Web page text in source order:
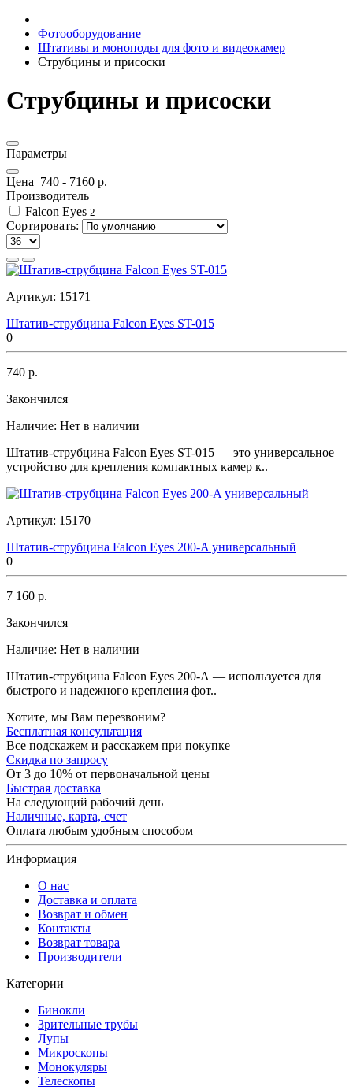
Фотооборудование
Штативы и моноподы для фото и видеокамер
Струбцины и присоски
Струбцины и присоски
Параметры
Цена 740 - 7160 р.
Производитель
Falcon Eyes 2
Сортировать:
Артикул: 15171
Штатив-струбцина Falcon Eyes ST-015
0
740 р.
Закончился
Наличие: Нет в наличии
Штатив-струбцина Falcon Eyes ST-015 — это универсальное
устройство для крепления компактных камер к..
Артикул: 15170
Штатив-струбцина Falcon Eyes 200-A универсальный
0
7 160 р.
Закончился
Наличие: Нет в наличии
Штатив-струбцина Falcon Eyes 200-A — используется для
быстрого и надежного крепления фот..
Хотите, мы Вам перезвоним?
Бесплатная консультация
Все подскажем и расскажем при покупке
Скидка по запросу
От 3 до 10% от первоначальной цены
Быстрая доставка
На следующий рабочий день
Наличные, карта, счет
Оплата любым удобным способом
Информация
О нас
Доставка и оплата
Возврат и обмен
Контакты
Возврат товара
Производители
Категории
Бинокли
Зрительные трубы
Лупы
Микроскопы
Монокуляры
Телескопы